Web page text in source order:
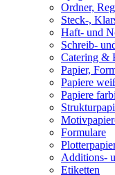
Ordner,
Steck-,
Haft- und
Schreib-
Catering &
Papier,
Papiere
Papiere
Formulare
Additions-
Etiketten